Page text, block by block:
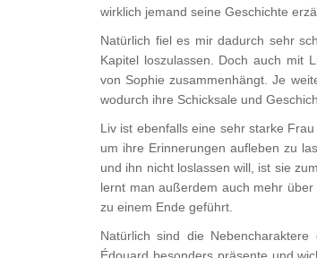
wirklich jemand seine Geschichte
Natürlich fiel es mir dadurch sehr
Kapitel loszulassen. Doch auch mit
von Sophie zusammenhängt. Je
wodurch ihre Schicksale und
Liv ist ebenfalls eine sehr starke
um ihre Erinnerungen aufleben zu
und ihn nicht loslassen will, ist sie
lernt man außerdem auch mehr
zu einem Ende geführt.
Natürlich sind die